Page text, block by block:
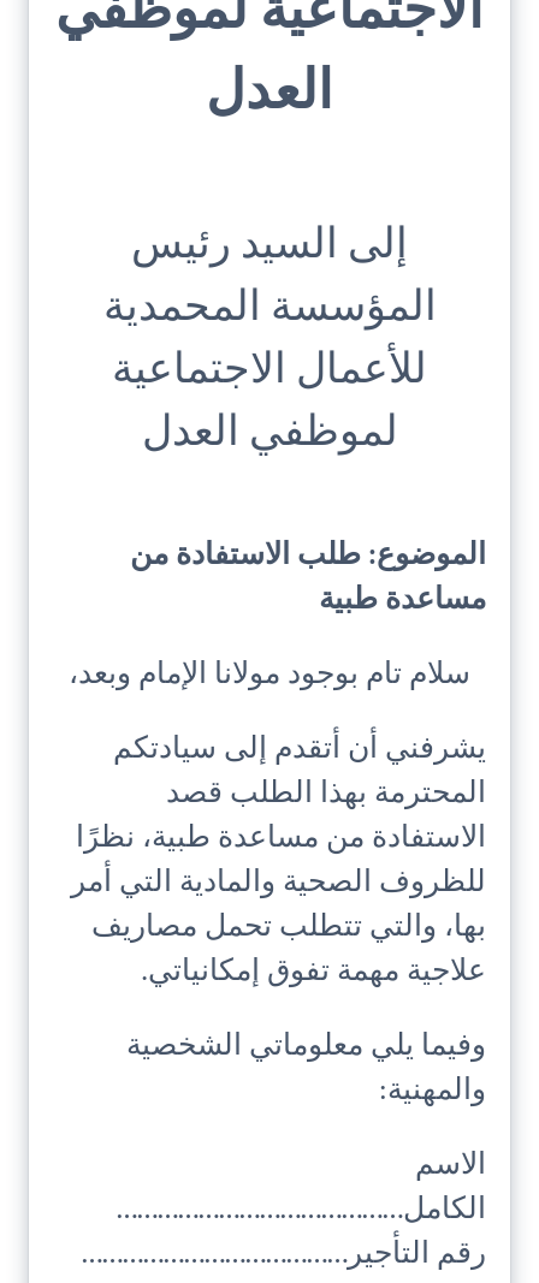
الاجتماعية لموظفي
العدل
إلى السيد رئيس
المؤسسة المحمدية
للأعمال الاجتماعية
لموظفي العدل
الموضوع: طلب الاستفادة من
مساعدة طبية
سلام تام بوجود مولانا الإمام وبعد،
يشرفني أن أتقدم إلى سيادتكم
المحترمة بهذا الطلب قصد
الاستفادة من مساعدة طبية، نظرًا
للظروف الصحية والمادية التي أمر
بها، والتي تتطلب تحمل مصاريف
علاجية مهمة تفوق إمكانياتي.
وفيما يلي معلوماتي الشخصية
والمهنية:
الاسم
الكامل……………………………………
رقم التأجير…………………………………